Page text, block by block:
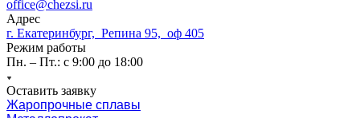
office@chezsi.ru
Адрес
г. Екатеринбург, Репина 95, оф 405
Режим работы
Пн. – Пт.: с 9:00 до 18:00
Оставить заявку
Жаропрочные сплавы